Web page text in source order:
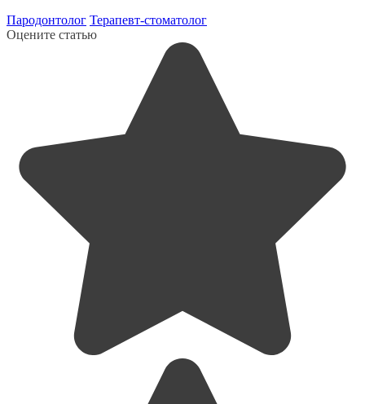
Пародонтолог Терапевт-стоматолог
Оцените статью